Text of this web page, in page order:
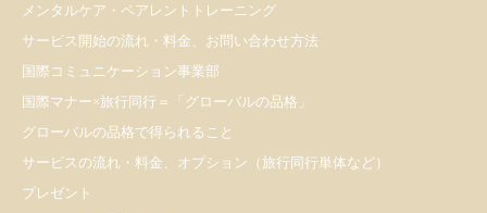
メンタルケア・ペアレントトレーニング
サービス開始の流れ・料金、お問い合わせ方法
国際コミュニケーション事業部
国際マナー×旅行同行＝「グローバルの品格」
グローバルの品格で得られること
サービスの流れ・料金、オプション（旅行同行単体など）
プレゼント